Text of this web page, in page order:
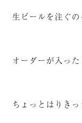
生ビールを注ぐ
オーダーが入った
ちょっとはりき